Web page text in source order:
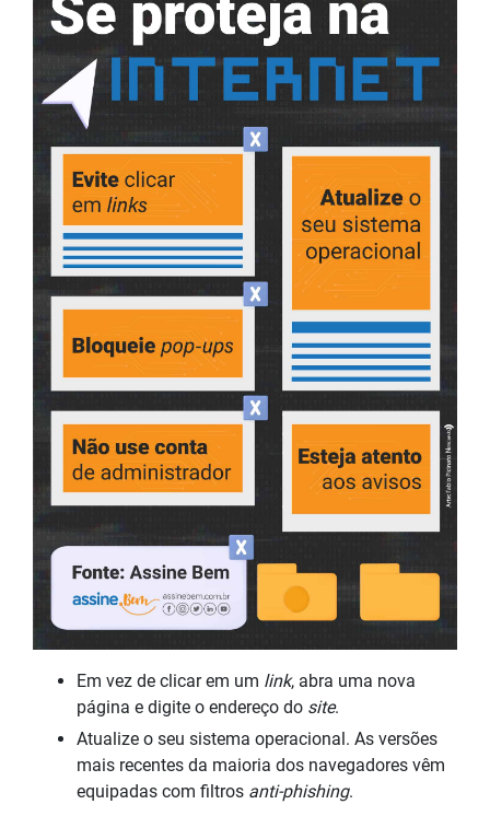
Em vez de clicar em um link, abra uma nova
página e digite o endereço do site.
Atualize o seu sistema operacional. As versões
mais recentes da maioria dos navegadores vêm
equipadas com filtros anti-phishing.